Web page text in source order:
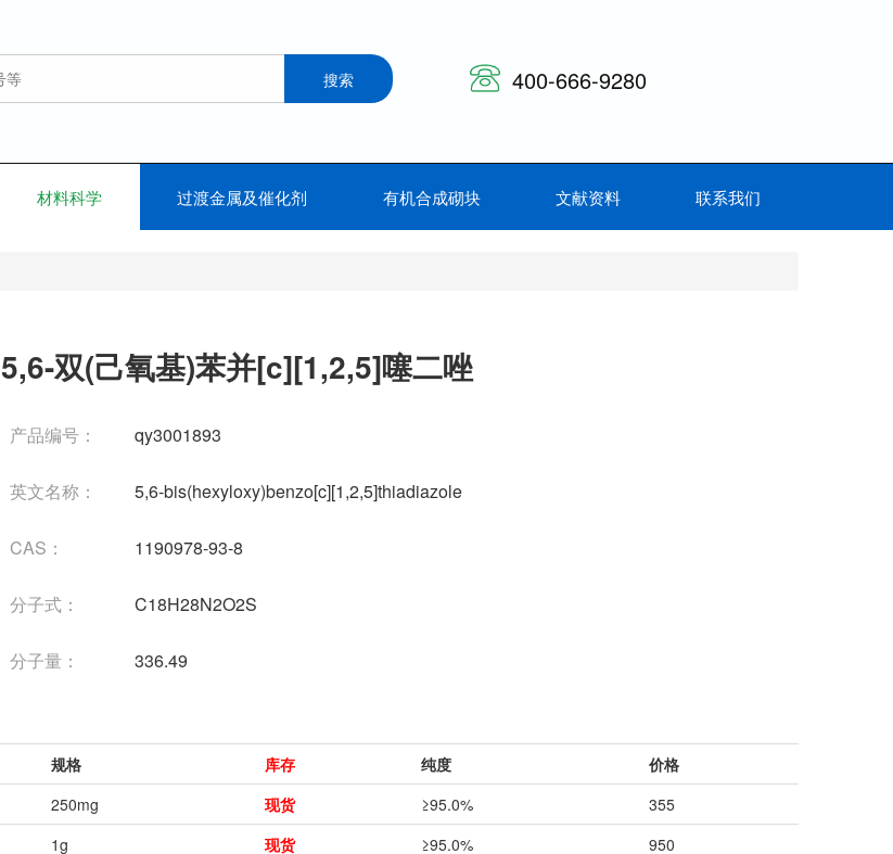
400-666-9280
材料科学 过渡金属及催化剂 有机合成砌块 文献资料 联系我们
5,6-双(己氧基)苯并[c][1,2,5]噻二唑
产品编号： qy3001893
英文名称： 5,6-bis(hexyloxy)benzo[c][1,2,5]thiadiazole
CAS： 1190978-93-8
分子式： C18H28N2O2S
分子量： 336.49
规格 库存 纯度
价格
250mg 现货 ≥95.0%
355
1g 现货 ≥95.0% 950